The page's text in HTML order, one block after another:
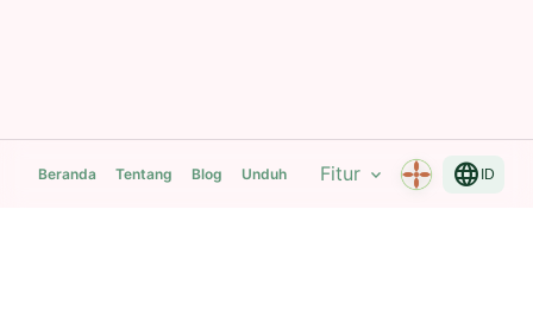
Beranda Fitur expand_more
Tentang Blog Unduh language ID